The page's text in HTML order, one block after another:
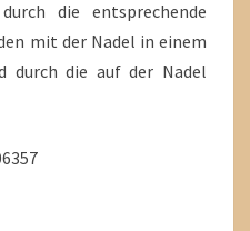
die entsprechende
mit der Nadel in einem
durch die auf der Nadel